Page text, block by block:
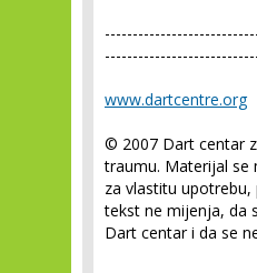
www.dartcentre.org
© 2007 Dart centar
traumu. Materijal se
za vlastitu
tekst ne mijenja, da
Dart centar i da se